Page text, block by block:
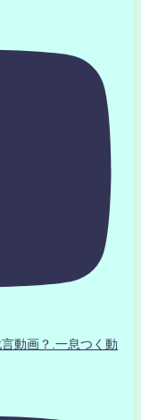
動画？.一息つく動